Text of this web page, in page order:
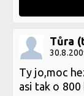
Tůra
Ty jo,moc
asi tak o